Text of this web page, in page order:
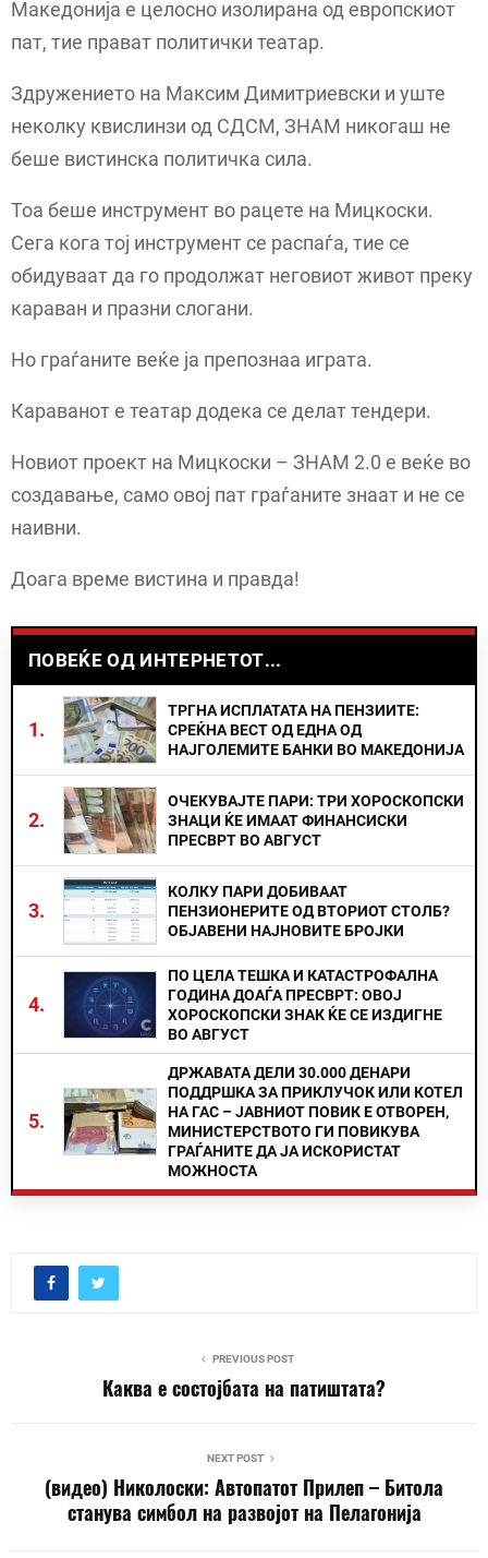
Македонија е целосно изолирана од европскиот
пат, тие прават политички театар.
Здружението на Максим Димитриевски и уште
неколку квислинзи од СДСМ, ЗНАМ никогаш не
беше вистинска политичка сила.
Тоа беше инструмент во рацете на Мицкоски.
Сега кога тој инструмент се распаѓа, тие се
обидуваат да го продолжат неговиот живот преку
караван и празни слогани.
Но граѓаните веќе ја препознаа играта.
Караванот е театар додека се делат тендери.
Новиот проект на Мицкоски – ЗНАМ 2.0 е веќе во
создавање, само овој пат граѓаните знаат и не се
наивни.
Доага време вистина и правда!
ПОВЕЌЕ ОД ИНТЕРНЕТОТ...
1.
ТРГНА ИСПЛАТАТА НА ПЕНЗИИТЕ:
СРЕЌНА ВЕСТ ОД ЕДНА ОД
НАЈГОЛЕМИТЕ БАНКИ ВО МАКЕДОНИЈА
2.
ОЧЕКУВАЈТЕ ПАРИ: ТРИ ХОРОСКОПСКИ
ЗНАЦИ ЌЕ ИМААТ ФИНАНСИСКИ
ПРЕСВРТ ВО АВГУСТ
3.
КОЛКУ ПАРИ ДОБИВААТ
ПЕНЗИОНЕРИТЕ ОД ВТОРИОТ СТОЛБ?
ОБЈАВЕНИ НАЈНОВИТЕ БРОЈКИ
4.
ПО ЦЕЛА ТЕШКА И КАТАСТРОФАЛНА
ГОДИНА ДОАЃА ПРЕСВРТ: ОВОЈ
ХОРОСКОПСКИ ЗНАК ЌЕ СЕ ИЗДИГНЕ
ВО АВГУСТ
5.
ДРЖАВАТА ДЕЛИ 30.000 ДЕНАРИ
ПОДДРШКА ЗА ПРИКЛУЧОК ИЛИ КОТЕЛ
НА ГАС – ЈАВНИОТ ПОВИК Е ОТВОРЕН,
МИНИСТЕРСТВОТО ГИ ПОВИКУВА
ГРАЃАНИТЕ ДА ЈА ИСКОРИСТАТ
МОЖНОСТА
PREVIOUS POST
Каква е состојбата на патиштата?
NEXT POST
(видео) Николоски: Автопатот Прилеп – Битола
станува симбол на развојот на Пелагонија